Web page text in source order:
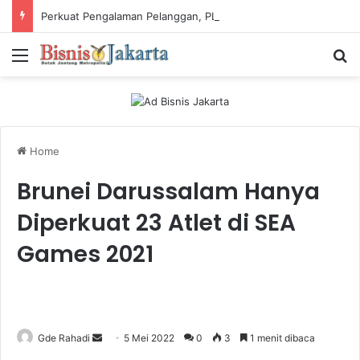
Menu
Home
Brunei Darussalam Hanya
Diperkuat 23 Atlet di SEA
Games 2021
Gde Rahadi 5 Mei 2022 0 3 1 menit dibaca